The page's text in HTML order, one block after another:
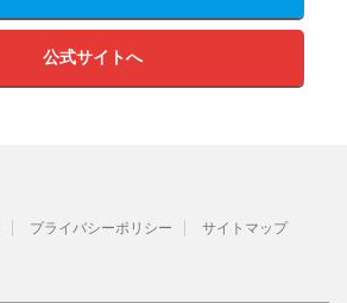
公式サイトへ
プライバシーポリシー サイトマップ